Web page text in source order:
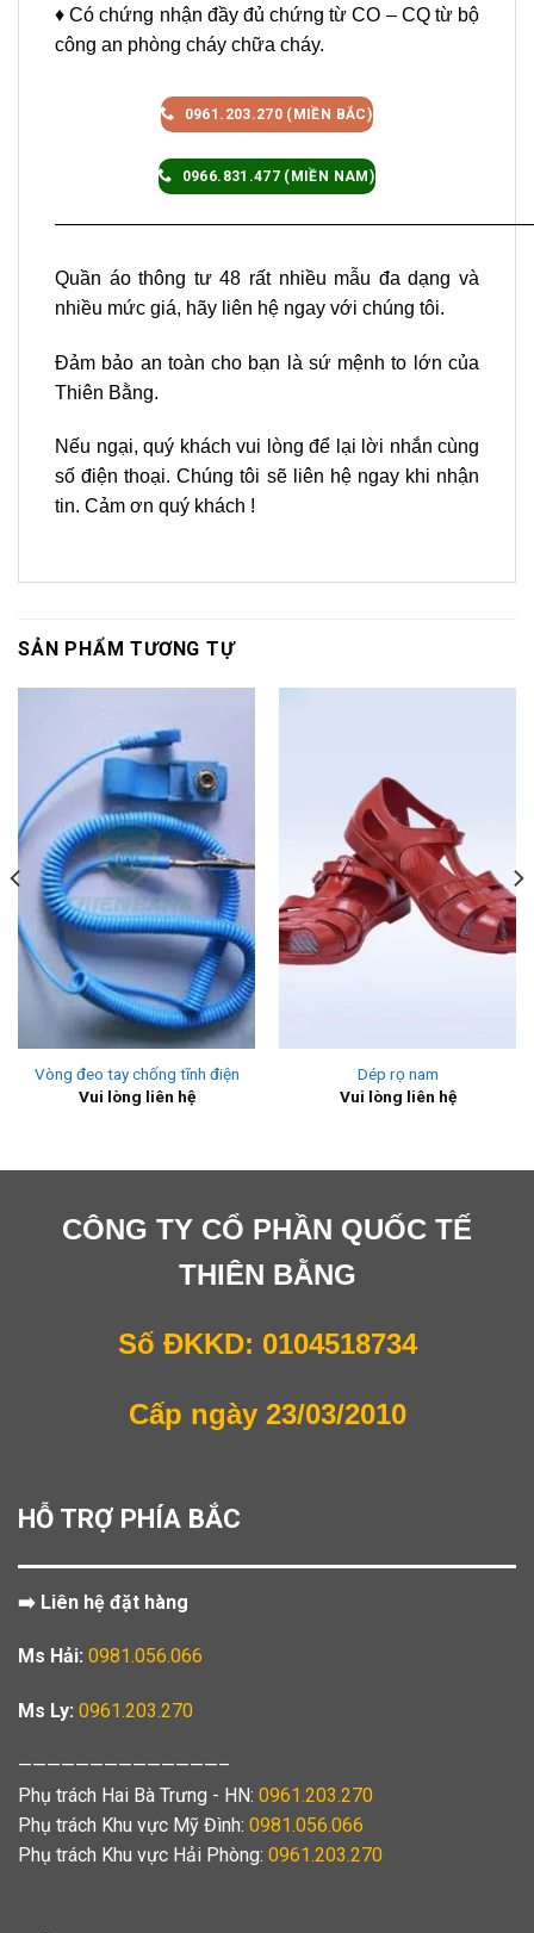
♦ Có chứng nhận đầy đủ chứng từ CO – CQ từ bộ
công an phòng cháy chữa cháy.
0961.203.270 (MIỀN BẮC)
0966.831.477 (MIỀN NAM)
Quần áo thông tư 48 rất nhiều mẫu đa dạng và
nhiều mức giá, hãy liên hệ ngay với chúng tôi.
Đảm bảo an toàn cho bạn là sứ mệnh to lớn của
Thiên Bằng.
Nếu ngại, quý khách vui lòng để lại lời nhắn cùng
số điện thoại. Chúng tôi sẽ liên hệ ngay khi nhận
tin. Cảm ơn quý khách !
SẢN PHẨM TƯƠNG TỰ
Vòng đeo tay chống tĩnh điện
Vui lòng liên hệ
Dép rọ nam
Vui lòng liên hệ
CÔNG TY CỔ PHẦN QUỐC TẾ
THIÊN BẰNG
Số ĐKKD: 0104518734
Cấp ngày 23/03/2010
HỖ TRỢ PHÍA BẮC
➡️ Liên hệ đặt hàng
Ms Hải: 0981.056.066
Ms Ly: 0961.203.270
——————————————–
Phụ trách Hai Bà Trưng - HN: 0961.203.270
Phụ trách Khu vực Mỹ Đình: 0981.056.066
Phụ trách Khu vực Hải Phòng: 0961.203.270